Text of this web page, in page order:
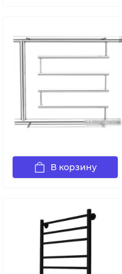
В корзину